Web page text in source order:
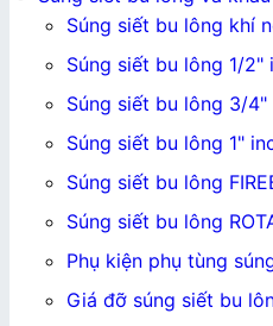
Súng siết bu lông khí
Súng siết bu lông 1/2"
Súng siết bu lông 3/4"
Súng siết bu lông 1"
Súng siết bu lông
Súng siết bu lông
Phụ kiện phụ tùng
Giá đỡ súng siết bu